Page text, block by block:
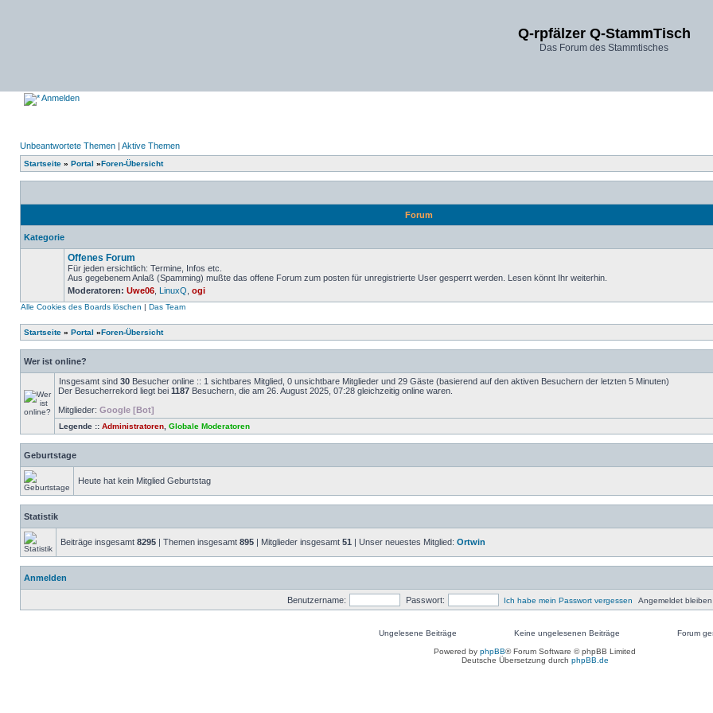
Q-rpfälzer Q-StammTisch
Das Forum des Stammtisches
Anmelden
Unbeantwortete Themen | Aktive Themen
Startseite » Portal »Foren-Übersicht
Forum
Kategorie
Keine
Beiträge
Offenes Forum
Für jeden ersichtlich: Termine, Infos etc.
Aus gegebenem Anlaß (Spamming) mußte das offene Forum zum posten für unregistrierte User gesperrt werden. Lesen könnt Ihr weiterhin.
Moderatoren: Uwe06 LinuxQ ogi
Alle Cookies des Boards löschen | Das Team
Startseite » Portal »Foren-Übersicht
Wer ist online?
Insgesamt sind 30 Besucher online :: 1 sichtbares Mitglied, 0 unsichtbare Mitglieder und 29 Gäste (basierend auf den aktiven Besuchern der letzten 5 Minuten)
Der Besucherrekord liegt bei 1187 Besuchern, die am 26. August 2025, 07:28 gleichzeitig online waren.
Mitglieder: Google [Bot]
Legende :: Administratoren Globale Moderatoren
Geburtstage
Heute hat kein Mitglied Geburtstag
Statistik
Beiträge insgesamt 8295 | Themen insgesamt 895 | Mitglieder insgesamt 51 | Unser neuestes Mitglied: Ortwin
Anmelden
Benutzername: Passwort: Ich habe mein Passwort vergessen Angemeldet bleiben
Ungelesene Beiträge
ungelesenen
Beiträge
Keine ungelesenen Beiträge
Forum
Powered by phpBB® Forum Software © phpBB Limited
Deutsche Übersetzung durch phpBB.de